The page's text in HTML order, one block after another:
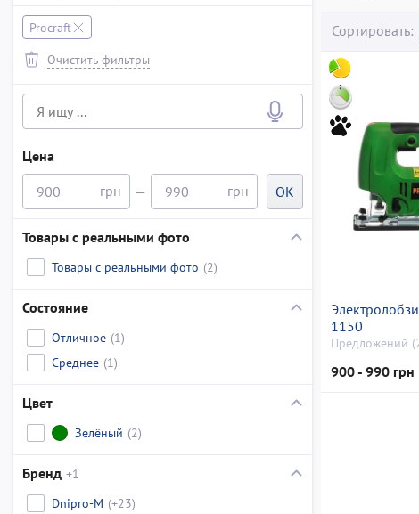
Procraft
Очистить фильтры
Цена
—
OK
Товары с реальными фото
Товары с реальными фото (2)
Состояние
Отличное (1)
Среднее (1)
Цвет
Зелёный (2)
Бренд +1
Dnipro-M (+23)
Сортировать:
1150
Предложений
900 - 990 грн